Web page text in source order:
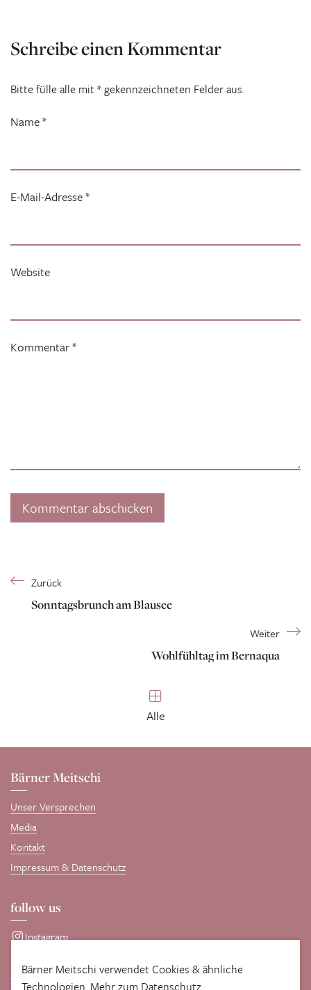
Bärner Meitschi verwendet Cookies & ähnliche
Technologien. Mehr zum Datenschutz
Schreibe einen Kommentar
Bitte fülle alle mit * gekennzeichneten Felder aus.
Name*
E-Mail-Adresse*
Website
Kommentar*
Zurück
Sonntagsbrunch am Blausee
Alle
Weiter
Wohlfühltag im Bernaqua
Bärner Meitschi
Unser Versprechen
Media
Kontakt
Impressum & Datenschutz
follow us
Instagram
comotive GmbH